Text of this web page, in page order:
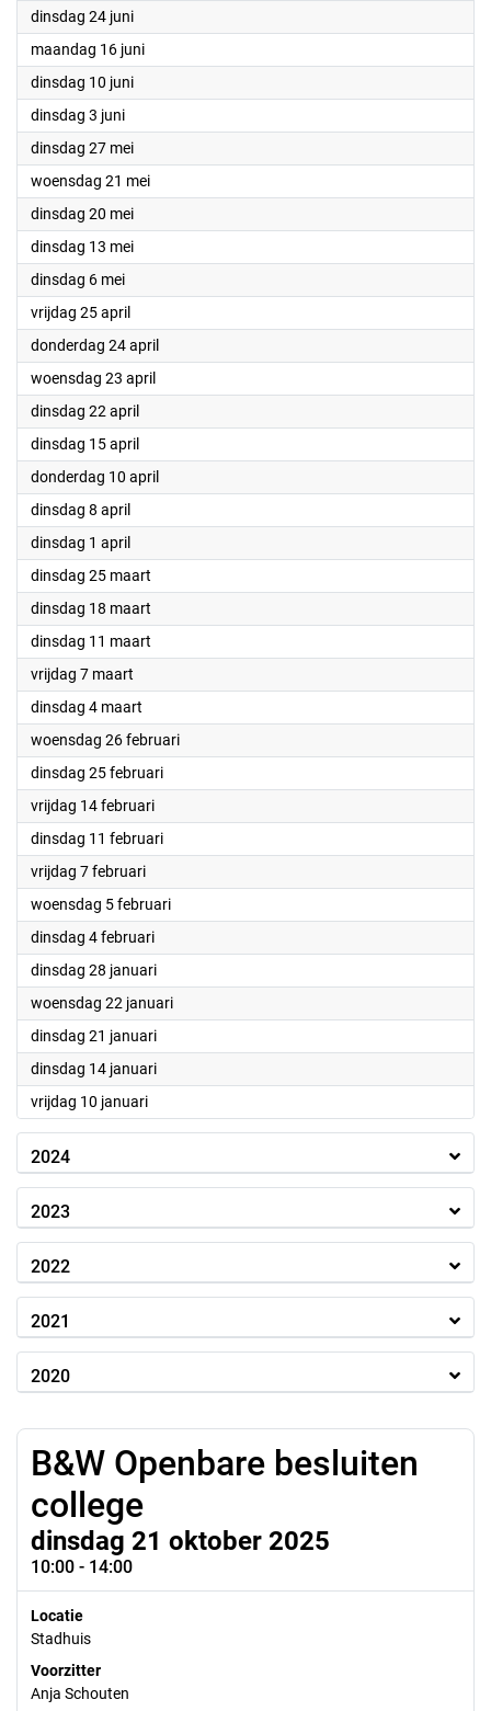
dinsdag 24 juni2025
maandag 16 juni2025
dinsdag 10 juni2025
dinsdag 3 juni2025
dinsdag 27 mei2025
woensdag 21 mei2025
dinsdag 20 mei2025
dinsdag 13 mei2025
dinsdag 6 mei2025
vrijdag 25 april2025
donderdag 24 april2025
woensdag 23 april2025
dinsdag 22 april2025
dinsdag 15 april2025
donderdag 10 april2025
dinsdag 8 april2025
dinsdag 1 april2025
dinsdag 25 maart
dinsdag 18 maart
dinsdag 11 maart
vrijdag 7 maart
dinsdag 4 maart
woensdag 26 februari2025
dinsdag 25 februari2025
vrijdag 14 februari2025
dinsdag 11 februari2025
vrijdag 7 februari2025
woensdag 5 februari2025
dinsdag 4 februari2025
dinsdag 28 januari2025
woensdag 22 januari2025
dinsdag 21 januari2025
dinsdag 14 januari2025
vrijdag 10 januari2025
2024
2023
2022
2021
2020
B&W Openbare besluiten
college
dinsdag 21 oktober 2025
10:00 - 14:00
Locatie
Stadhuis
Voorzitter
Anja Schouten